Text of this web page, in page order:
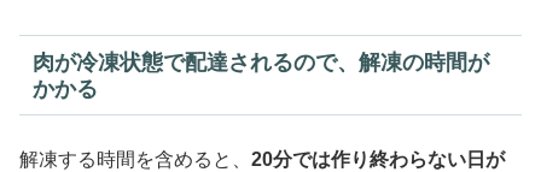
肉が冷凍状態で配達されるので、解凍の時間が
かかる
解凍する時間を含めると、 20分では作り終わらない日が